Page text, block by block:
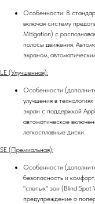
Особенности: В
включая систему
Mitigation) с
полосы движения.
экраном,
LE (Улучшенная):
Особенности
улучшения в
экран с поддержкой
автоматическое
легкосплавные диски.
SE (Премиальная):
Особенности
безопасность и
"слепых" зон (Blind Spot
предупреждение о